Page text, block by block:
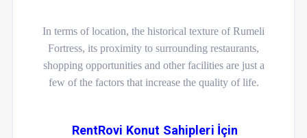
In terms of location, the historical texture of Rumeli
Fortress, its proximity to surrounding restaurants,
shopping opportunities and other facilities are just a
few of the factors that increase the quality of life.
RentRovi Konut Sahipleri İçin